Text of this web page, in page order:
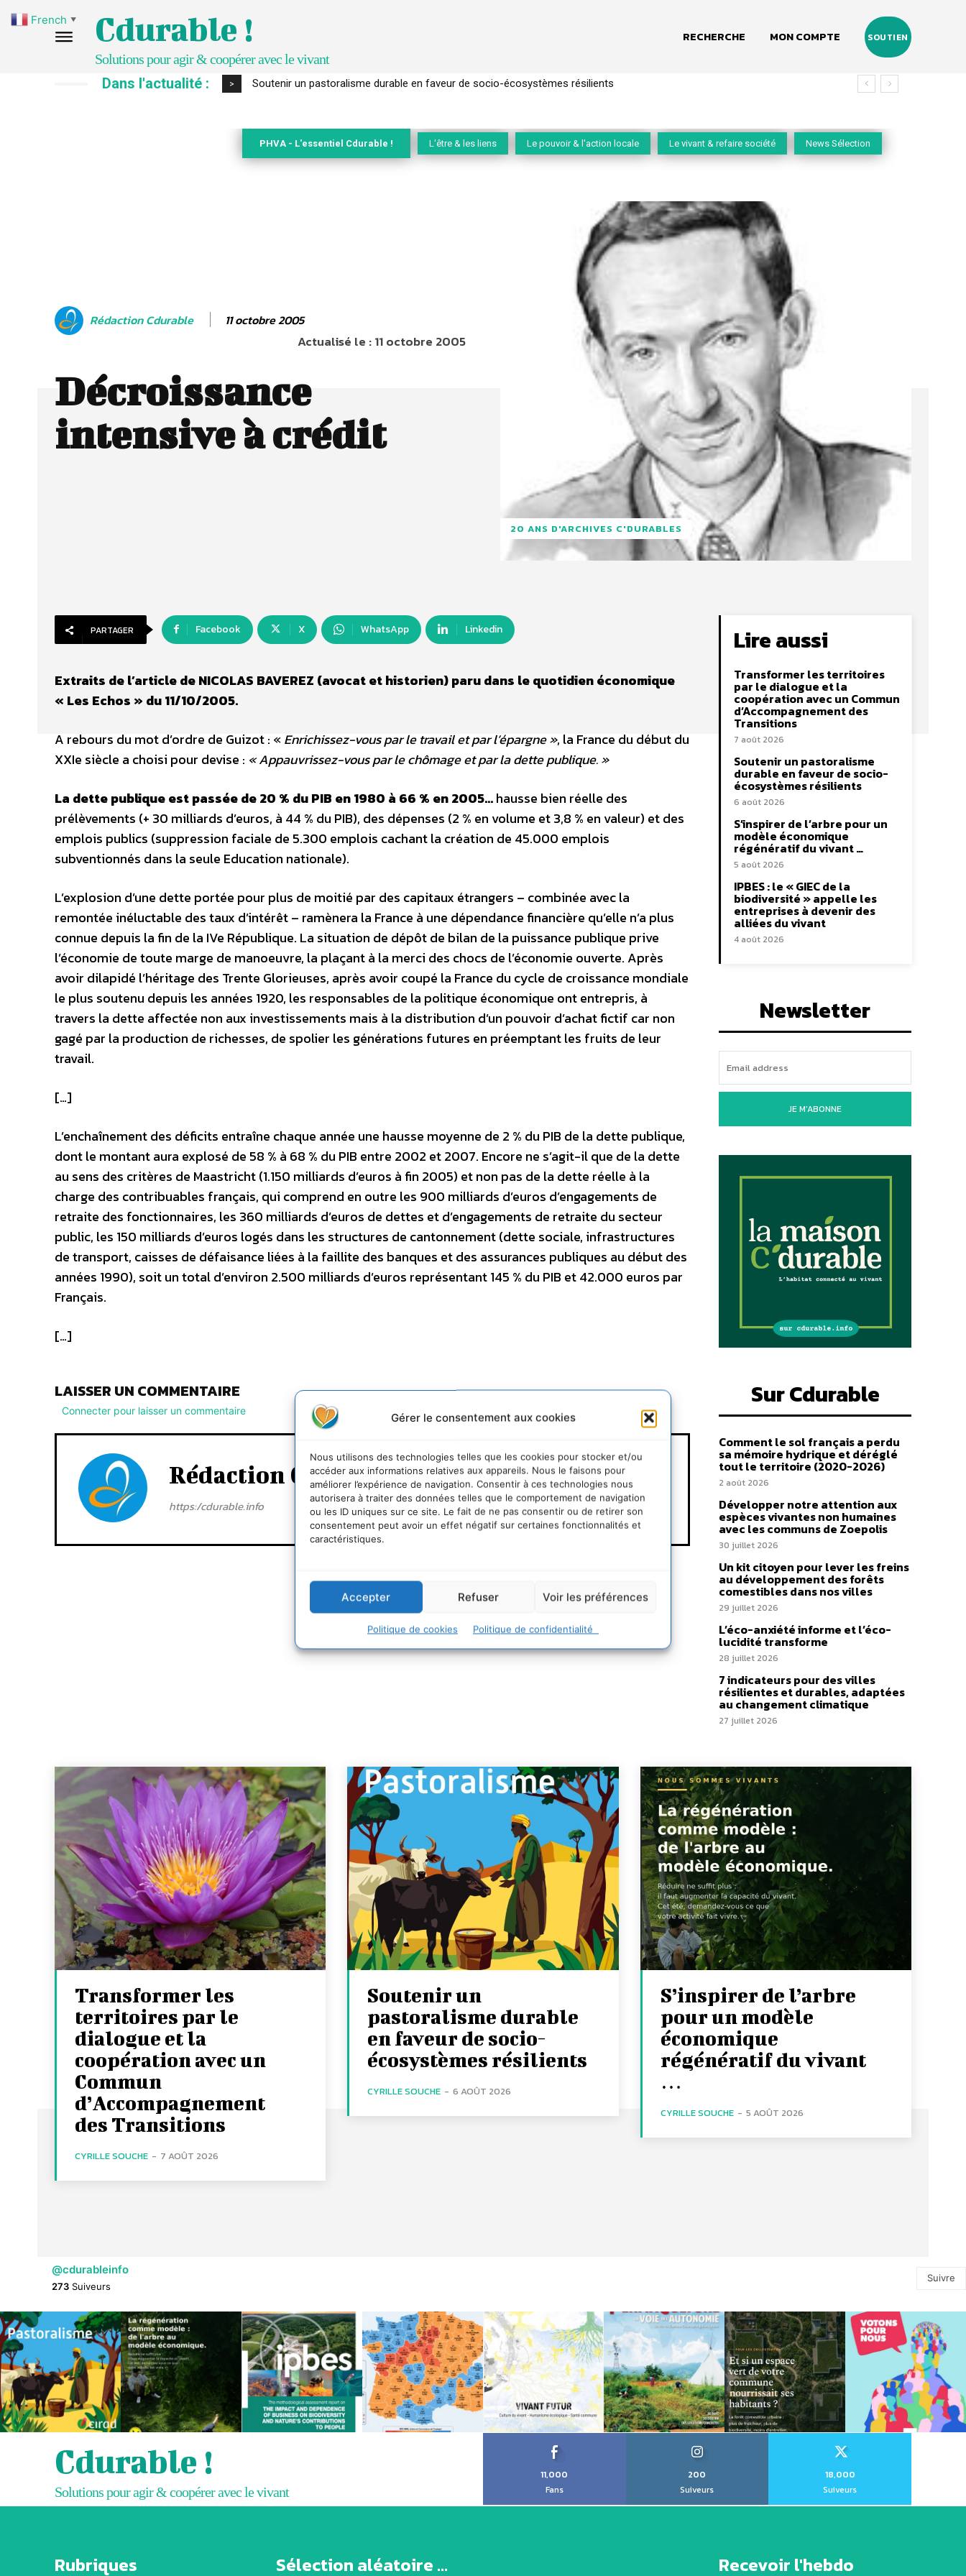
Gérer le consentement aux cookies
Nous utilisons des technologies telles que les cookies pour stocker et/ou
accéder aux informations relatives aux appareils. Nous le faisons pour
améliorer l’expérience de navigation. Consentir à ces technologies nous
autorisera à traiter des données telles que le comportement de navigation
ou les ID uniques sur ce site. Le fait de ne pas consentir ou de retirer son
consentement peut avoir un effet négatif sur certaines fonctionnalités et
caractéristiques.
Accepter Refuser Voir les préférences
Politique de cookies Politique de confidentialité
Cdurable !
Solutions pour agir & coopérer avec le vivant
RECHERCHE MON COMPTE SOUTIEN
Dans l'actualité : > S’inspirer de l’arbre pour un modèle économique régénératif du vivant …
PHVA - L'essentiel Cdurable ! L'être & les liens Le pouvoir & l'action locale Le vivant & refaire société News Sélection
Rédaction Cdurable 11 octobre 2005
Actualisé le :11 octobre 2005
Décroissance
intensive à crédit
20 ANS D'ARCHIVES C'DURABLES
PARTAGER Facebook X WhatsApp Linkedin
Extraits de l’article de NICOLAS BAVEREZ (avocat et historien) paru dans le quotidien économique
« Les Echos » du 11/10/2005.
A rebours du mot d’ordre de Guizot : «Enrichissez-vous par le travail et par l’épargne », la France du début du
XXIe siècle a choisi pour devise : « Appauvrissez-vous par le chômage et par la dette publique. »
La dette publique est passée de 20 % du PIB en 1980 à 66 % en 2005…hausse bien réelle des
prélèvements (+ 30 milliards d’euros, à 44 % du PIB), des dépenses (2 % en volume et 3,8 % en valeur) et des
emplois publics (suppression faciale de 5.300 emplois cachant la création de 45.000 emplois
subventionnés dans la seule Education nationale).
L’explosion d’une dette portée pour plus de moitié par des capitaux étrangers – combinée avec la
remontée inéluctable des taux d’intérêt – ramènera la France à une dépendance financière qu’elle n’a plus
connue depuis la fin de la IVe République. La situation de dépôt de bilan de la puissance publique prive
l’économie de toute marge de manoeuvre, la plaçant à la merci des chocs de l’économie ouverte. Après
avoir dilapidé l’héritage des Trente Glorieuses, après avoir coupé la France du cycle de croissance mondiale
le plus soutenu depuis les années 1920, les responsables de la politique économique ont entrepris, à
travers la dette affectée non aux investissements mais à la distribution d’un pouvoir d’achat fictif car non
gagé par la production de richesses, de spolier les générations futures en préemptant les fruits de leur
travail.
[…]
L’enchaînement des déficits entraîne chaque année une hausse moyenne de 2 % du PIB de la dette publique,
dont le montant aura explosé de 58 % à 68 % du PIB entre 2002 et 2007. Encore ne s’agit-il que de la dette
au sens des critères de Maastricht (1.150 milliards d’euros à fin 2005) et non pas de la dette réelle à la
charge des contribuables français, qui comprend en outre les 900 milliards d’euros d’engagements de
retraite des fonctionnaires, les 360 milliards d’euros de dettes et d’engagements de retraite du secteur
public, les 150 milliards d’euros logés dans les structures de cantonnement (dette sociale, infrastructures
de transport, caisses de défaisance liées à la faillite des banques et des assurances publiques au début des
années 1990), soit un total d’environ 2.500 milliards d’euros représentant 145 % du PIB et 42.000 euros par
Français.
[…]
LAISSER UN COMMENTAIRE
Connecter pour laisser un commentaire
Rédaction Cdurable
https:/cdurable.info
Lire aussi
Transformer les territoires
par le dialogue et la
coopération avec un Commun
d’Accompagnement des
Transitions
7 août 2026
Soutenir un pastoralisme
durable en faveur de socio-
écosystèmes résilients
6 août 2026
S’inspirer de l’arbre pour un
modèle économique
régénératif du vivant …
5 août 2026
IPBES : le « GIEC de la
biodiversité » appelle les
entreprises à devenir des
alliées du vivant
4 août 2026
Newsletter
JE M'ABONNE
Sur Cdurable
Comment le sol français a perdu
sa mémoire hydrique et déréglé
tout le territoire (2020-2026)
2 août 2026
Développer notre attention aux
espèces vivantes non humaines
avec les communs de Zoepolis
30 juillet 2026
Un kit citoyen pour lever les freins
au développement des forêts
comestibles dans nos villes
29 juillet 2026
L’éco-anxiété informe et l’éco-
lucidité transforme
28 juillet 2026
7 indicateurs pour des villes
résilientes et durables, adaptées
au changement climatique
27 juillet 2026
Transformer les
territoires par le
dialogue et la
coopération avec un
Commun
d’Accompagnement
des Transitions
CYRILLE SOUCHE - 7 AOÛT 2026
Soutenir un
pastoralisme durable
en faveur de socio-
écosystèmes résilients
CYRILLE SOUCHE - 6 AOÛT 2026
S’inspirer de l’arbre
pour un modèle
économique
régénératif du vivant
…
CYRILLE SOUCHE - 5 AOÛT 2026
@cdurableinfo
273 Suiveurs
Suivre
Cdurable !
Solutions pour agir & coopérer avec le vivant
11,000
Fans
200
Suiveurs
18,000
Suiveurs
Rubriques Sélection aléatoire ... Recevoir l'hebdo
French ▼